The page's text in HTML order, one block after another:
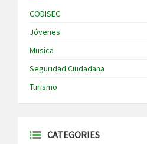
CODISEC
Jóvenes
Musica
Seguridad Ciudadana
Turismo
CATEGORIES